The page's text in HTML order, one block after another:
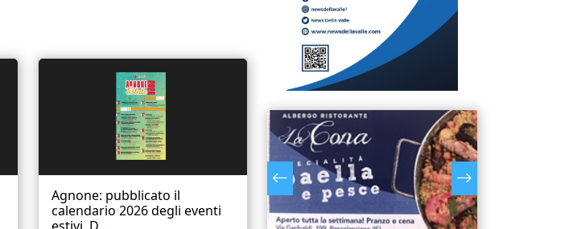
Agnone: pubblicato il
calendario 2026 degli eventi